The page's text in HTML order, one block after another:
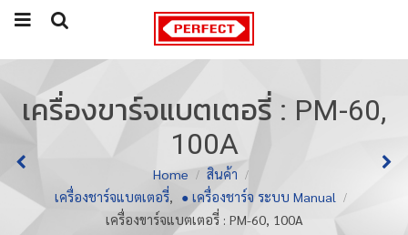
เครื่องขาร์จแบตเตอรี่ : PM-60,
100A
Home
สินค้า
เครื่องชาร์จแบตเตอรี่,
● เครื่องชาร์จ ระบบ Manual
เครื่องขาร์จแบตเตอรี่ : PM-60, 100A